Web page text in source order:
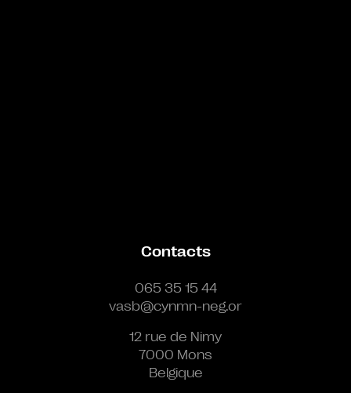
Contacts
065 35 15 44
vasb@cynmn-neg.or
12 rue de Nimy
7000 Mons
Belgique